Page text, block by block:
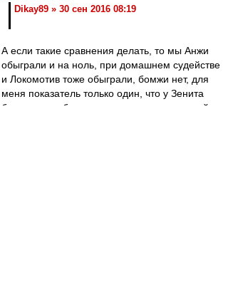
Dikay89 » 30 сен 2016 08:19
А если такие сравнения делать, то мы Анжи
обыграли и на ноль, при домашнем судействе
и Локомотив тоже обыграли, бомжи нет, для
меня показатель только один, что у Зенита
большие проблемы с командами с хорошей